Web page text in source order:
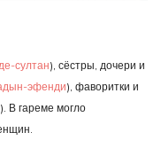
султан), сёстры, дочери и
эфенди), фаворитки и
В гареме могло